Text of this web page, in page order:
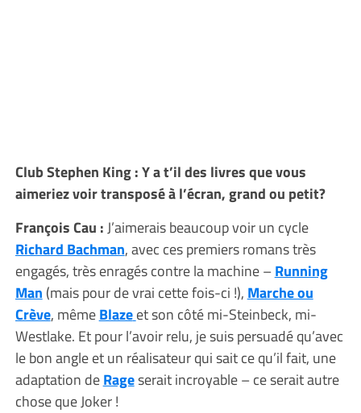
Club Stephen King : Y a t’il des livres que vous
aimeriez voir transposé à l’écran, grand ou petit?
François Cau :J’aimerais beaucoup voir un cycle
Richard Bachman, avec ces premiers romans très
engagés, très enragés contre la machine –Running
Man (mais pour de vrai cette fois-ci !), Marche ou
Crève, mêmeBlazeet son côté mi-Steinbeck, mi-
Westlake. Et pour l’avoir relu, je suis persuadé qu’avec
le bon angle et un réalisateur qui sait ce qu’il fait, une
adaptation deRageserait incroyable – ce serait autre
chose que Joker !